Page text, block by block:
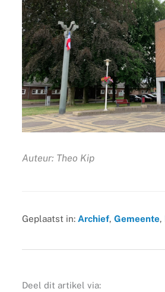
Auteur: Theo Kip
Geplaatst in: Archief, Gemeente,
Deel dit artikel via: